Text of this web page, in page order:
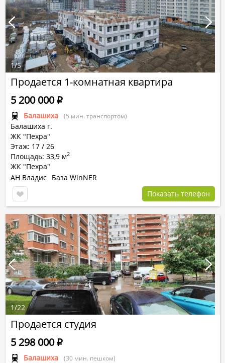
Продается 1-комнатная квартира
Балашиха (5 мин. транспортом)
Балашиха г.
ЖК "Пехра"
Этаж: 17 / 26
Площадь: 33,9 м2
ЖК "Пехра"
5 200 000Р
АН Владис
База WinNER
Показать телефон
1/5
Продается студия
Балашиха (30 мин. пешком)
5 298 000Р
1/22